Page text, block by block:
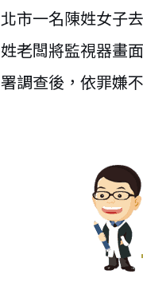
北市一名陳姓女子
姓老闆將監視器畫
署調查後，依罪嫌